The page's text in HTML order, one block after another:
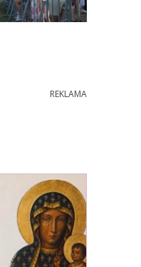
REKLAMA